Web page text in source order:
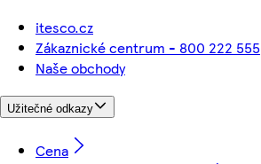
itesco.cz
Zákaznické centrum - 800 222 555
Naše obchody
Užitečné odkazy
Cena